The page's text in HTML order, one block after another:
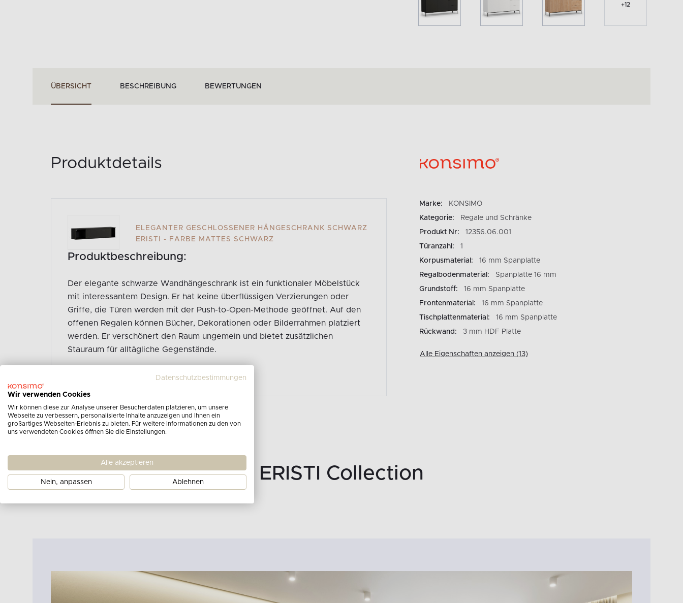
+12
ÜBERSICHT BESCHREIBUNG BEWERTUNGEN
Produktdetails
ELEGANTER GESCHLOSSENER HÄNGESCHRANK SCHWARZ
ERISTI - FARBE MATTES SCHWARZ
Produktbeschreibung:
Der elegante schwarze Wandhängeschrank ist ein funktionaler Möbelstück
mit interessantem Design. Er hat keine überflüssigen Verzierungen oder
Griffe, die Türen werden mit der Push-to-Open-Methode geöffnet. Auf den
offenen Regalen können Bücher, Dekorationen oder Bilderrahmen platziert
werden. Er verschönert den Raum ungemein und bietet zusätzlichen
Stauraum für alltägliche Gegenstände.
Gesamte Produktbeschreibung ansehen
Marke:
KONSIMO
Kategorie:
Regale und Schränke
Produkt Nr:
12356.06.001
Türanzahl:
1
Korpusmaterial:
16 mm Spanplatte
Regalbodenmaterial:
Spanplatte 16 mm
Grundstoff:
16 mm Spanplatte
Frontenmaterial:
16 mm Spanplatte
Tischplattenmaterial:
16 mm Spanplatte
Rückwand:
3 mm HDF Platte
Alle Eigenschaften anzeigen (13)
ERISTI Collection
Datenschutzbestimmungen
Wir verwenden Cookies
Wir können diese zur Analyse unserer Besucherdaten platzieren, um unsere
Webseite zu verbessern, personalisierte Inhalte anzuzeigen und Ihnen ein
großartiges Webseiten-Erlebnis zu bieten. Für weitere Informationen zu den von
uns verwendeten Cookies öffnen Sie die Einstellungen.
Alle akzeptieren
Nein, anpassen Ablehnen